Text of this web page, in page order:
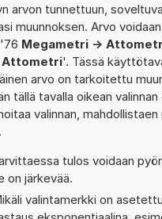
arvon tunnettuun,
muunnoksen. Arvo
Megametri ->
Attometri'. Tässä
arvo on tarkoitettu
tällä tavalla oikean
valinnan,
tulos voidaan
on järkevää.
valintamerkki on